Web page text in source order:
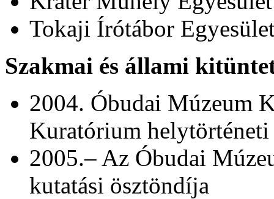
Tokaji Írótábor
Szakmai és állami
2004. Óbudai Múzeum
Kuratórium
2005.– Az Óbudai
kutatási ösztöndíja